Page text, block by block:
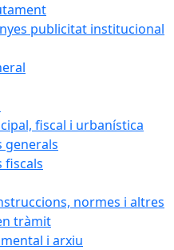
publicitat institucional
fiscal i urbanística
generals
fiscals
normes i altres
tràmit
i arxiu